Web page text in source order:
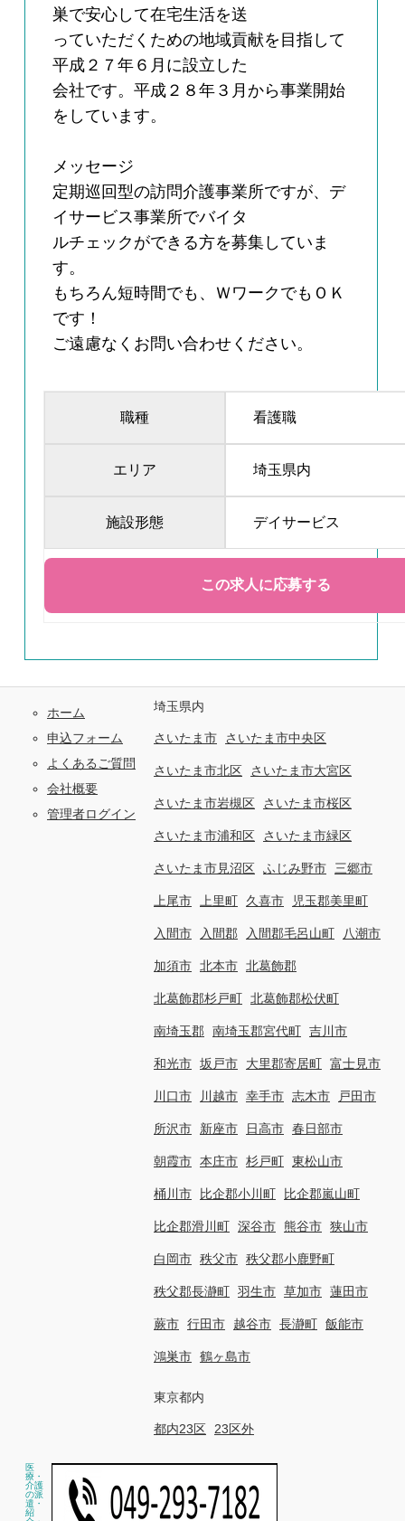
巣で安心して在宅生活を送
っていただくための地域貢献を目指して
平成２７年６月に設立した
会社です。平成２８年３月から事業開始
をしています。
メッセージ
定期巡回型の訪問介護事業所ですが、デ
イサービス事業所でバイタ
ルチェックができる方を募集していま
す。
もちろん短時間でも、ＷワークでもＯＫ
です！
ご遠慮なくお問い合わせください。
職種 看護職
エリア 埼玉県内
施設形態 デイサービス
ホーム
申込フォーム
よくあるご質問
会社概要
管理者ログイン
埼玉県内
さいたま市 さいたま市中央区
さいたま市北区 さいたま市大宮区
さいたま市岩槻区 さいたま市桜区
さいたま市浦和区 さいたま市緑区
さいたま市見沼区 ふじみ野市 三郷市
上尾市 上里町 久喜市 児玉郡美里町
入間市 入間郡 入間郡毛呂山町 八潮市
加須市 北本市 北葛飾郡
北葛飾郡杉戸町 北葛飾郡松伏町
南埼玉郡 南埼玉郡宮代町 吉川市
和光市 坂戸市 大里郡寄居町 富士見市
川口市 川越市 幸手市 志木市 戸田市
所沢市 新座市 日高市 春日部市
朝霞市 本庄市 杉戸町 東松山市
桶川市 比企郡小川町 比企郡嵐山町
比企郡滑川町 深谷市 熊谷市 狭山市
白岡市 秩父市 秩父郡小鹿野町
秩父郡長瀞町 羽生市 草加市 蓮田市
蕨市 行田市 越谷市 長瀞町 飯能市
鴻巣市 鶴ヶ島市
東京都内
都内23区 23区外
医
療・
介護
の派
遣・
紹